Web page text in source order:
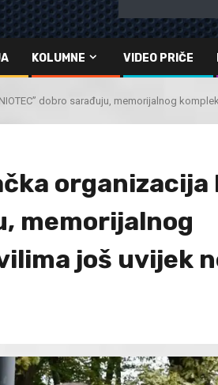
KOLUMNE VIDEO PRIČE
dobro sarađuju, memorijalnog
organizacija
memorijalnog
još uvijek